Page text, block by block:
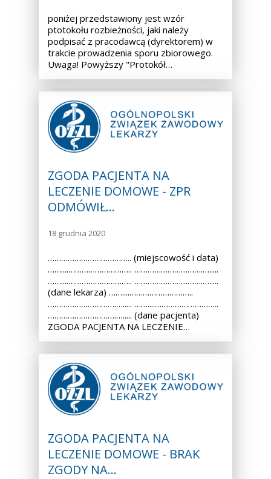
poniżej przedstawiony jest wzór
ptotokołu rozbieżności, jaki należy
podpisać z pracodawcą (dyrektorem) w
trakcie prowadzenia sporu zbiorowego.
Uwaga! Powyższy "Protokół…
ZGODA PACJENTA NA
LECZENIE DOMOWE - ZPR
ODMÓWIŁ…
18 grudnia 2020
……………………………….. (miejscowość i data)
……....……………………….. ………………………….….....
……....……………………….. ………………………….….....
(dane lekarza) ……....………………………..
………………………….…..... ……....………………………..
………………………….…..... (dane pacjenta)
ZGODA PACJENTA NA LECZENIE…
ZGODA PACJENTA NA
LECZENIE DOMOWE - BRAK
ZGODY NA…